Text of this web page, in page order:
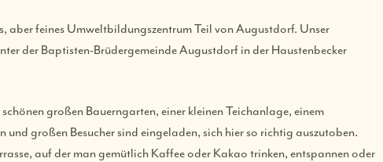
aber feines Umweltbildungszentrum Teil von Augustdorf. Unser
der Baptisten-Brüdergemeinde Augustdorf in der Haustenbecker
großen Bauerngarten, einer kleinen Teichanlage, einem
großen Besucher sind eingeladen, sich hier so richtig auszutoben.
auf der man gemütlich Kaffee oder Kakao trinken, entspannen oder